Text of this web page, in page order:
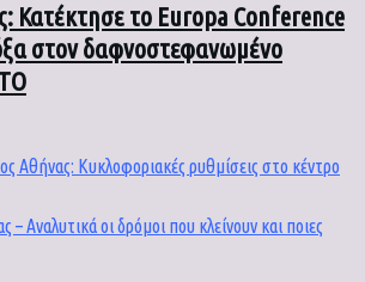
Κατέκτησε το Europa Conference
στον δαφνοστεφανωμένο